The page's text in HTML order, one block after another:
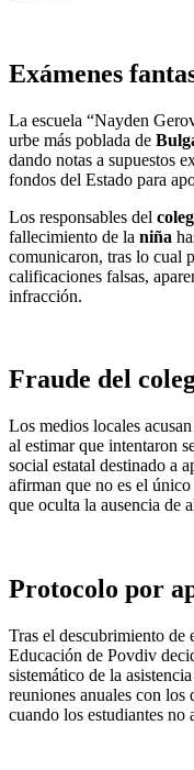
Exámenes
La escuela “Nayden
urbe más poblada de
dando notas a supuestos
fondos del Estado para
Los responsables del
fallecimiento de la niña
comunicaron, tras lo cual
calificaciones falsas,
infracción.
Fraude del
Los medios locales
al estimar que intentaron
social estatal destinado a
afirman que no es el
que oculta la ausencia de
Protocolo por
Tras el descubrimiento de
Educación de Povdiv
sistemático de la
reuniones anuales con los
cuando los estudiantes no